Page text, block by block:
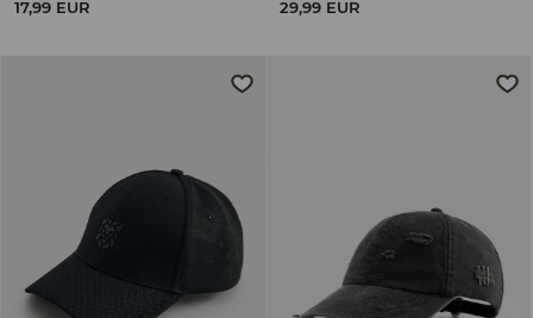
17,99 EUR 29,99 EUR